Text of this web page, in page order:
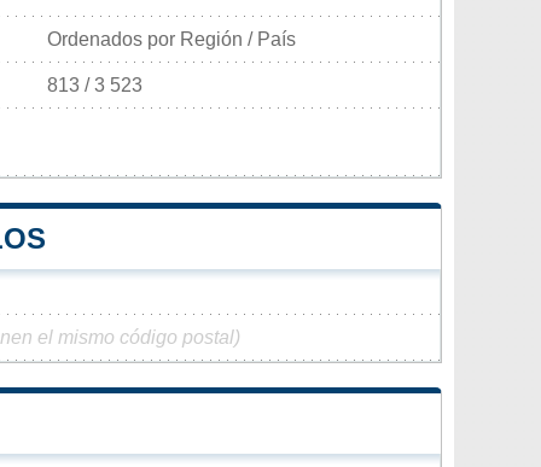
Ordenados por Región / País
813 / 3 523
el mismo código postal)